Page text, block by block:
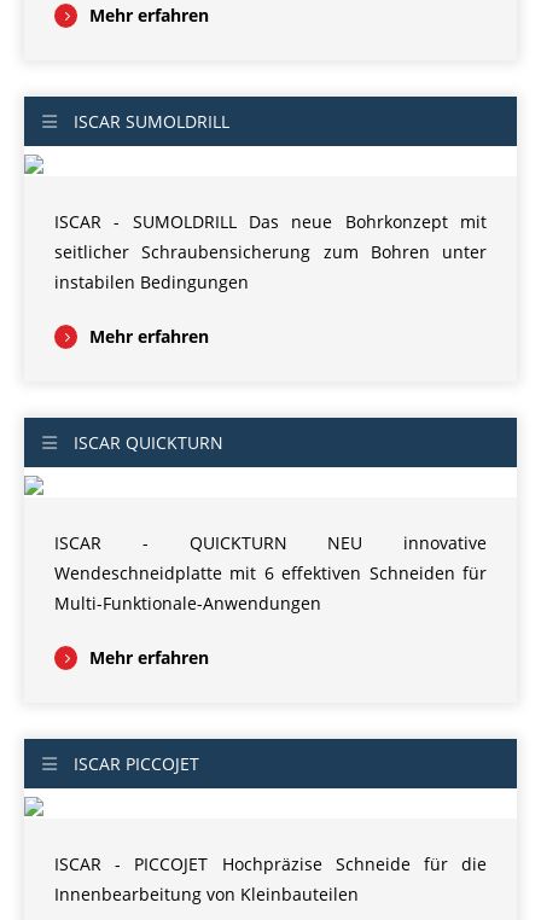
Mehr erfahren
ISCAR SUMOLDRILL
ISCAR - SUMOLDRILL Das neue Bohrkonzept mit
seitlicher Schraubensicherung zum Bohren unter
instabilen Bedingungen
Mehr erfahren
ISCAR QUICKTURN
ISCAR - QUICKTURN NEU innovative
Wendeschneidplatte mit 6 effektiven Schneiden für
Multi-Funktionale-Anwendungen
Mehr erfahren
ISCAR PICCOJET
ISCAR - PICCOJET Hochpräzise Schneide für die
Innenbearbeitung von Kleinbauteilen